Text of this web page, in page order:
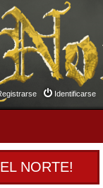
Identificarse
NORTE!